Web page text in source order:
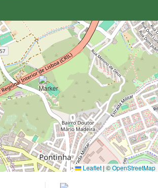
Leaflet|©OpenStreetMap